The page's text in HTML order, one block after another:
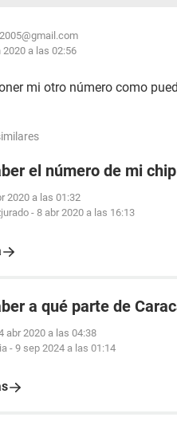
2020 a las 02:56
mi otro número como
el número de mi
2020 a las 01:32
- 8 abr 2020 a las 16:13
a qué parte de
abr 2020 a las 04:38
- 9 sep 2024 a las 01:14